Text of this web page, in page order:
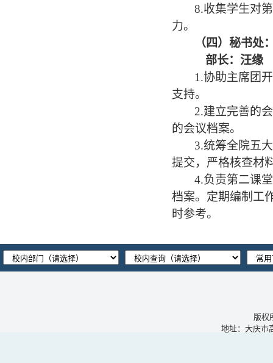
8.收集学生对
力。
（ 四 ） 秘书处
部长： 汪缘
1 .协助主席团
支持。
2.建立完善的
的会议档案。
3.统筹全院五
提交，严格核查材
4.负责第二课
档案。定期编制工
时参考。
版权
地址：大庆市